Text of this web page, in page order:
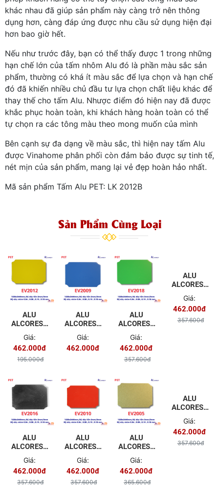
khác nhau đã giúp sản phẩm này càng trở nên thông
dụng hơn, càng đáp ứng được nhu cầu sử dụng hiện đại
hơn bao giờ hết.
Nếu như trước đây, bạn có thể thấy được 1 trong những
hạn chế lớn của tấm nhôm Alu đó là phần màu sắc sản
phẩm, thường có khá ít màu sắc để lựa chọn và hạn chế
đó đã khiến nhiều chủ đầu tư lựa chọn chất liệu khác để
thay thế cho tấm Alu. Nhược điểm đó hiện nay đã được
khắc phục hoàn toàn, khi khách hàng hoàn toàn có thể
tự chọn ra các tông màu theo mong muốn của mình
Bên cạnh sự đa dạng về màu sắc, thì hiện nay tấm Alu
được Vinahome phân phối còn đảm bảo được sự tinh tế,
nét mịn của sản phẩm, mang lại vẻ đẹp hoàn hảo nhất.
Mã sản phẩm Tấm Alu PET: LK 2012B
Sản Phẩm Cùng Loại
ALU
ALCOREST
TRONG
NHÀ PET
EV2012
MÀU VÀNG
Giá:
462.000đ
195.000đ
ALU
ALCOREST
TRONG
NHÀ PET
EV2009
Giá:
462.000đ
ALU
ALCOREST
TRONG
NHÀ PET
EV2018
MÀU XANH
Giá:
462.000đ
357.600đ
ALU
ALCOREST
TRONG
NHÀ PET
EV2017
XÁM
Giá:
462.000đ
357.600đ
ALU
ALCOREST
TRONG
NHÀ PET
EV2016
MÀU ĐEN
Giá:
462.000đ
357.600đ
ALU
ALCOREST
TRONG
NHÀ PET
EV2010
MÀU ĐỎ
Giá:
462.000đ
357.600đ
ALU
ALCOREST
TRONG
NHÀ PET
EV2005
MÀU NHŨ
Giá:
462.000đ
365.600đ
ALU
ALCOREST
TRONG
NHÀ PET
EV2002
MÀU
Giá:
462.000đ
357.600đ